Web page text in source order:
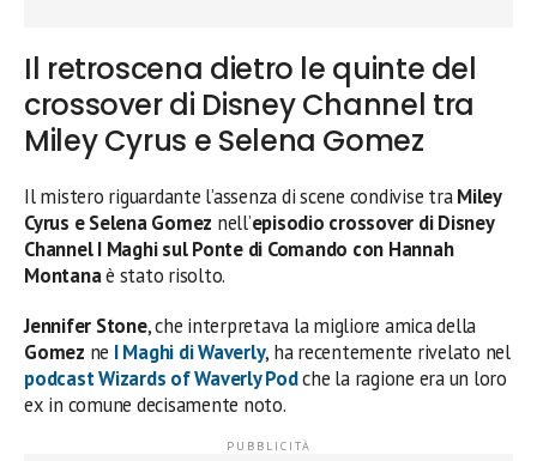
Il retroscena dietro le quinte del
crossover di Disney Channel tra
Miley Cyrus e Selena Gomez
Il mistero riguardante l’assenza di scene condivise traMiley
Cyrus e Selena Gomez nell’episodio crossover di Disney
Channel I Maghi sul Ponte di Comando con Hannah
Montanaè stato risolto.
Jennifer Stone, che interpretava la migliore amica della
Gomez ne I Maghi di Waverly, ha recentemente rivelato nel
podcast Wizards of Waverly Podche la ragione era un loro
ex in comune decisamente noto.